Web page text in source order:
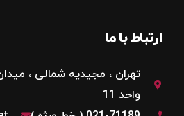
ارتباط با ما
واحد 11